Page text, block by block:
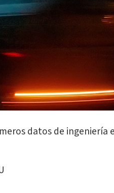
datos de ingeniería